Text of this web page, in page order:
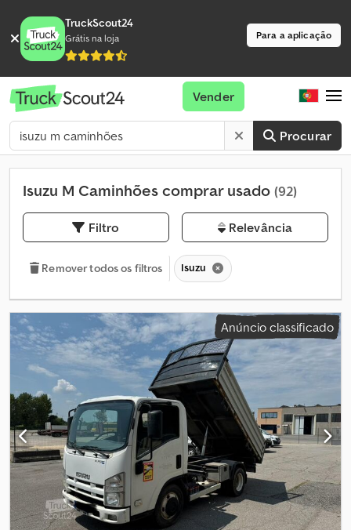
TruckScout24
Grátis na loja Para a aplicação
Procurar
Vender
Isuzu M Caminhões comprar usado (92)
Filtro Relevância
Remover todos os filtros Isuzu
Anúncio classificado